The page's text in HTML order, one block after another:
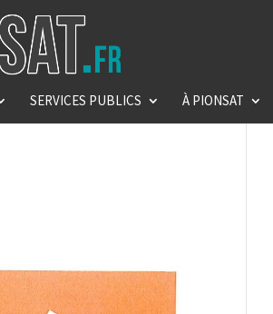
SERVICES PUBLICS À PIONSAT